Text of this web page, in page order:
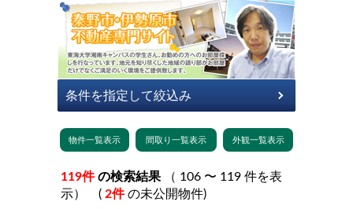
119件 の検索結果
示） ( 2件 の未公開物件)